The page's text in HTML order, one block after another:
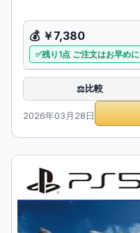
💰 ￥7,380
残り1点 ご注文はお早めに
⚖️比較
2026年03月28日